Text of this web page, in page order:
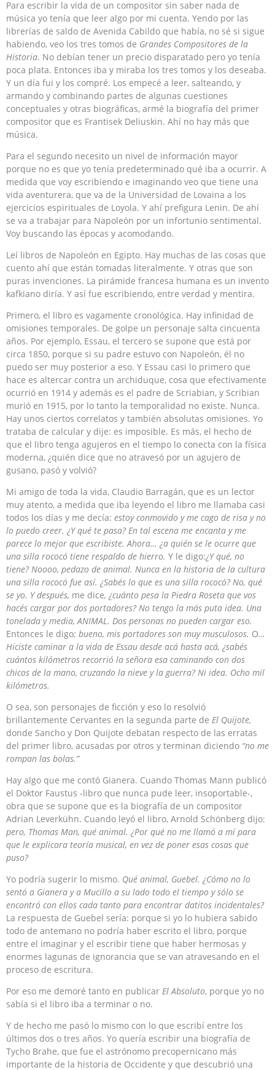
Para escribir la vida de un compositor sin saber nada de
música yo tenía que leer algo por mi cuenta. Yendo por las
librerías de saldo de Avenida Cabildo que había, no sé si sigue
habiendo, veo los tres tomos de Grandes Compositores de la
Historia. No debían tener un precio disparatado pero yo tenía
poca plata. Entonces iba y miraba los tres tomos y los deseaba.
Y un día fui y los compré. Los empecé a leer, salteando, y
armando y combinando partes de algunas cuestiones
conceptuales y otras biográficas, armé la biografía del primer
compositor que es Frantisek Deliuskin. Ahí no hay más que
música.
Para el segundo necesito un nivel de información mayor
porque no es que yo tenía predeterminado qué iba a ocurrir. A
medida que voy escribiendo e imaginando veo que tiene una
vida aventurera, que va de la Universidad de Lovaina a los
ejercicios espirituales de Loyola. Y ahí prefigura Lenin. De ahí
se va a trabajar para Napoleón por un infortunio sentimental.
Voy buscando las épocas y acomodando.
Leí libros de Napoleón en Egipto. Hay muchas de las cosas que
cuento ahí que están tomadas literalmente. Y otras que son
puras invenciones. La pirámide francesa humana es un invento
kafkiano diría. Y así fue escribiendo, entre verdad y mentira.
Primero, el libro es vagamente cronológica. Hay infinidad de
omisiones temporales. De golpe un personaje salta cincuenta
años. Por ejemplo, Essau, el tercero se supone que está por
circa 1850, porque si su padre estuvo con Napoleón, él no
puedo ser muy posterior a eso. Y Essau casi lo primero que
hace es altercar contra un archiduque, cosa que efectivamente
ocurrió en 1914 y además es el padre de Scriabian, y Scribian
murió en 1915, por lo tanto la temporalidad no existe. Nunca.
Hay unos ciertos correlatos y también absolutas omisiones. Yo
trataba de calcular y dije: es imposible. Es más, el hecho de
que el libro tenga agujeros en el tiempo lo conecta con la física
moderna, ¿quién dice que no atravesó por un agujero de
gusano, pasó y volvió?
Mi amigo de toda la vida, Claudio Barragán, que es un lector
muy atento, a medida que iba leyendo el libro me llamaba casi
todos los días y me decía: estoy conmovido y me cago de risa y no
lo puedo creer. ¿Y qué te pasa? En tal escena me encanta y me
parece lo mejor que escribiste. Ahora… ¿a quién se le ocurre que
una silla rococó tiene respaldo de hierro. Y le digo:¿Y qué, no
tiene? Noooo, pedazo de animal. Nunca en la historia de la cultura
una silla rococó fue así. ¿Sabés lo que es una silla rococó? No, qué
se yo. Y después, me dice, ¿cuánto pesa la Piedra Roseta que vos
hacés cargar por dos portadores? No tengo la más puta idea. Una
tonelada y media, ANIMAL. Dos personas no pueden cargar eso.
Entonces le digo: bueno, mis portadores son muy musculosos. O…
Hiciste caminar a la vida de Essau desde acá hasta acá, ¿sabés
cuántos kilómetros recorrió la señora esa caminando con dos
chicos de la mano, cruzando la nieve y la guerra? Ni idea. Ocho mil
kilómetros.
O sea, son personajes de ficción y eso lo resolvió
brillantemente Cervantes en la segunda parte de El Quijote,
donde Sancho y Don Quijote debatan respecto de las erratas
del primer libro, acusadas por otros y terminan diciendo “no me
rompan las bolas.”
Hay algo que me contó Gianera. Cuando Thomas Mann publicó
el Doktor Faustus -libro que nunca pude leer, insoportable-,
obra que se supone que es la biografía de un compositor
Adrian Leverkühn. Cuando leyó el libro, Arnold Schönberg dijo:
pero, Thomas Man, qué animal. ¿Por qué no me llamó a mí para
que le explicara teoría musical, en vez de poner esas cosas que
puso?
Yo podría sugerir lo mismo. Qué animal, Guebel. ¿Cómo no lo
sentó a Gianera y a Mucillo a su lado todo el tiempo y sólo se
encontró con ellos cada tanto para encontrar datitos incidentales?
La respuesta de Guebel sería: porque si yo lo hubiera sabido
todo de antemano no podría haber escrito el libro, porque
entre el imaginar y el escribir tiene que haber hermosas y
enormes lagunas de ignorancia que se van atravesando en el
proceso de escritura.
Por eso me demoré tanto en publicar El Absoluto, porque yo no
sabía si el libro iba a terminar o no.
Y de hecho me pasó lo mismo con lo que escribí entre los
últimos dos o tres años. Yo quería escribir una biografía de
Tycho Brahe, que fue el astrónomo precopernicano más
importante de la historia de Occidente y que descubrió una